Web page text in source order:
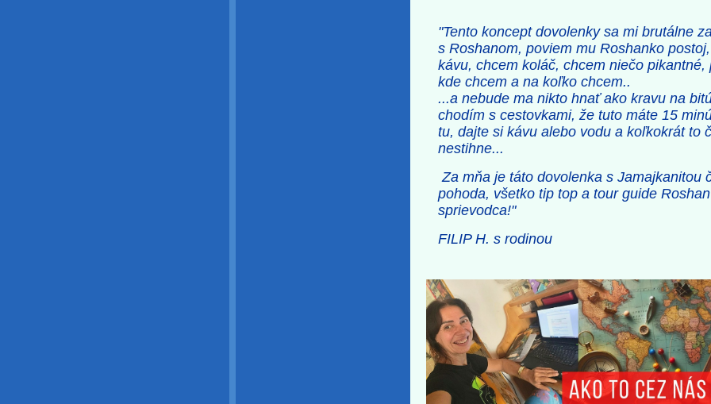
"Tento koncept dovolenky sa mi brutálne
s Roshanom, poviem mu Roshanko
kávu, chcem koláč, chcem niečo pikantné,
kde chcem a na koľko chcem..
...a nebude ma nikto hnať ako kravu na
chodím s cestovkami, že tuto máte 15
tu, dajte si kávu alebo vodu a koľkokrát to
nestihne...
Za mňa je táto dovolenka s Jamajkanitou
pohoda, všetko tip top a tour guide
sprievodca!"
FILIP H. s rodinou